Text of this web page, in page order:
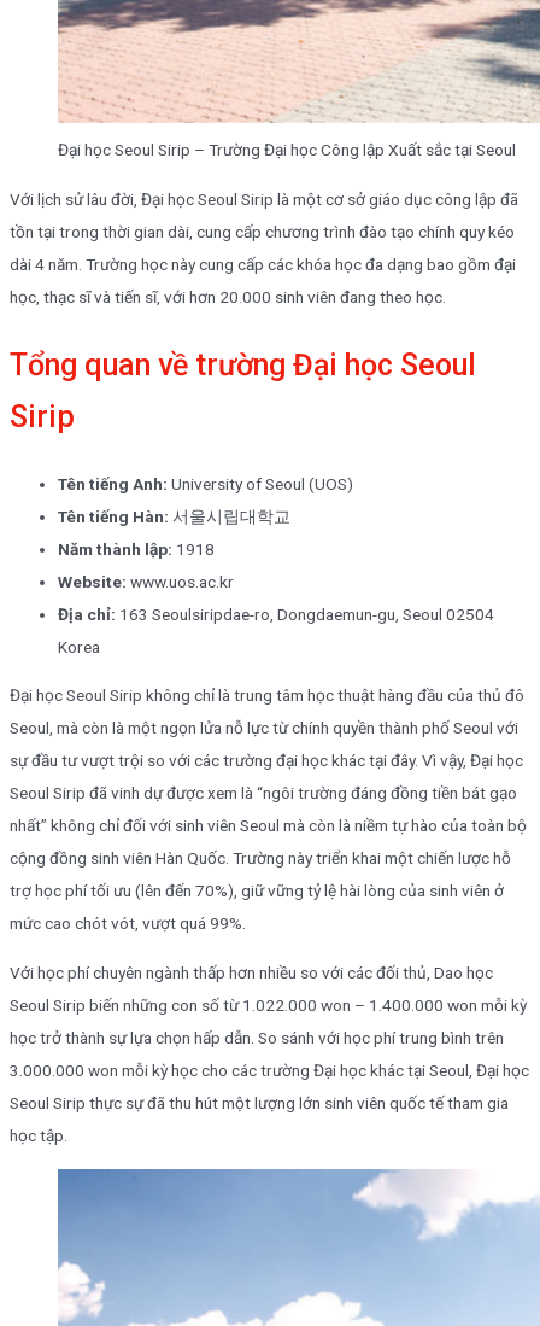
Đại học Seoul Sirip – Trường Đại học Công lập Xuất sắc tại Seoul
Với lịch sử lâu đời, Đại học Seoul Sirip là một cơ sở giáo dục công lập đã
tồn tại trong thời gian dài, cung cấp chương trình đào tạo chính quy kéo
dài 4 năm. Trường học này cung cấp các khóa học đa dạng bao gồm đại
học, thạc sĩ và tiến sĩ, với hơn 20.000 sinh viên đang theo học.
Tổng quan về trường Đại học Seoul
Sirip
Tên tiếng Anh: University of Seoul (UOS)
Tên tiếng Hàn: 서울시립대학교
Năm thành lập: 1918
Website: www.uos.ac.kr
Địa chỉ: 163 Seoulsiripdae-ro, Dongdaemun-gu, Seoul 02504
Korea
Đại học Seoul Sirip không chỉ là trung tâm học thuật hàng đầu của thủ đô
Seoul, mà còn là một ngọn lửa nỗ lực từ chính quyền thành phố Seoul với
sự đầu tư vượt trội so với các trường đại học khác tại đây. Vì vậy, Đại học
Seoul Sirip đã vinh dự được xem là “ngôi trường đáng đồng tiền bát gạo
nhất” không chỉ đối với sinh viên Seoul mà còn là niềm tự hào của toàn bộ
cộng đồng sinh viên Hàn Quốc. Trường này triển khai một chiến lược hỗ
trợ học phí tối ưu (lên đến 70%), giữ vững tỷ lệ hài lòng của sinh viên ở
mức cao chót vót, vượt quá 99%.
Với học phí chuyên ngành thấp hơn nhiều so với các đối thủ, Dao học
Seoul Sirip biến những con số từ 1.022.000 won – 1.400.000 won mỗi kỳ
học trở thành sự lựa chọn hấp dẫn. So sánh với học phí trung bình trên
3.000.000 won mỗi kỳ học cho các trường Đại học khác tại Seoul, Đại học
Seoul Sirip thực sự đã thu hút một lượng lớn sinh viên quốc tế tham gia
học tập.